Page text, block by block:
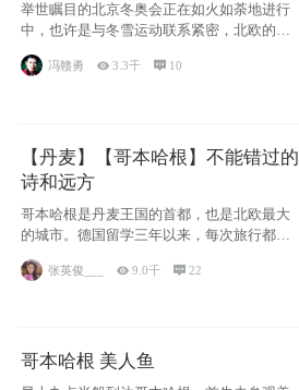
举世瞩目的北京冬奥会正在如火如荼地进行
中，也许是与冬雪运动联系紧密，北欧的一
些国家因
冯赣勇 3.3千  10
【丹麦】【哥本哈根】不能错过的
诗和远方
哥本哈根是丹麦王国的首都，也是北欧最大
的城市。德国留学三年以来，每次旅行都是
张英俊___ 9.0千 22
哥本哈根 美人鱼